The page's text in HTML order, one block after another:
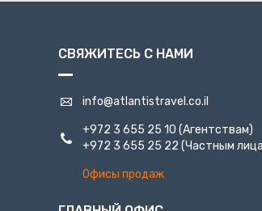
СВЯЖИТЕСЬ С НАМИ
info@atlantistravel.co.il
+972 3 655 25 10 (Агентствам)
+972 3 655 25 22 (Частным
Офисы продаж